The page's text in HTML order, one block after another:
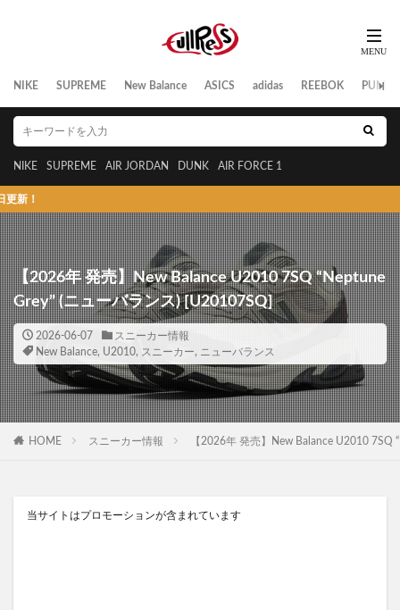
NIKE SUPREME New Balance ASICS adidas REEBOK PUMA
NIKE SUPREME AIR JORDAN DUNK AIR FORCE 1
【2026年 発売】New Balance U2010 7SQ “Neptune
Grey” (ニューバランス) [U20107SQ]
2026-06-07
スニーカー情報
New Balance, U2010, スニーカー, ニューバランス
HOME スニーカー情報 【2026年 発売】New Balance U2010 7SQ
当サイトはプロモーションが含まれています